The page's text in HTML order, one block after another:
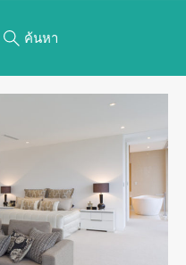
ค้นหา